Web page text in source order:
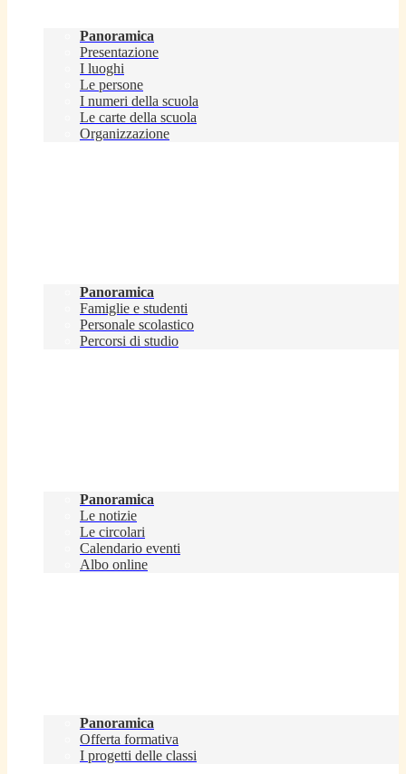
Panoramica
Presentazione
I luoghi
Le persone
I numeri della scuola
Le carte della scuola
Organizzazione
Panoramica
Famiglie e studenti
Personale scolastico
Percorsi di studio
Panoramica
Le notizie
Le circolari
Calendario eventi
Albo online
Panoramica
Offerta formativa
I progetti delle classi